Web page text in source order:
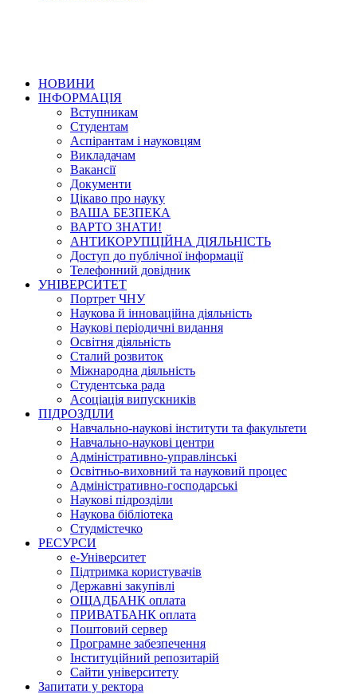
НОВИНИ
ІНФОРМАЦІЯ
Вступникам
Студентам
Аспірантам і науковцям
Викладачам
Вакансії
Документи
Цікаво про науку
ВАША БЕЗПЕКА
ВАРТО ЗНАТИ!
АНТИКОРУПЦІЙНА ДІЯЛЬНІСТЬ
Доступ до публічної інформації
Телефонний довідник
УНІВЕРСИТЕТ
Портрет ЧНУ
Наукова й інноваційна діяльність
Наукові періодичні видання
Освітня діяльність
Сталий розвиток
Міжнародна діяльність
Студентська рада
Асоціація випускників
ПІДРОЗДІЛИ
Навчально-наукові інститути та факультети
Навчально-наукові центри
Адміністративно-управлінські
Освітньо-виховний та науковий процес
Адміністративно-господарські
Наукові підрозділи
Наукова бібліотека
Студмістечко
РЕСУРСИ
е-Університет
Підтримка користувачів
Державні закупівлі
ОЩАДБАНК оплата
ПРИВАТБАНК оплата
Поштовий сервер
Програмне забезпечення
Інституційний репозитарій
Сайти університету
Запитати у ректора